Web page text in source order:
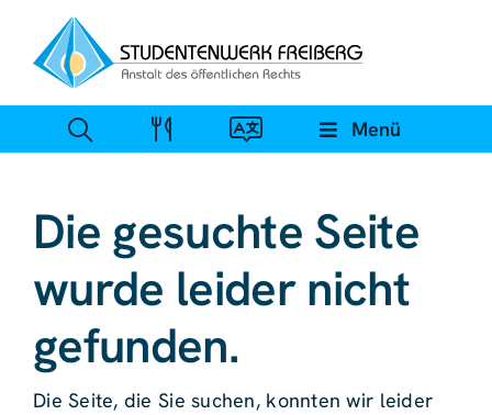
Inhalt
springen
Menü
Die gesuchte Seite
wurde leider nicht
gefunden.
Die Seite, die Sie suchen, konnten wir leider